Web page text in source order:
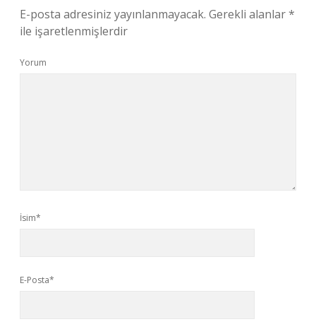
E-posta adresiniz yayınlanmayacak. Gerekli alanlar*
ile işaretlenmişlerdir
Yorum
İsim*
E-Posta*